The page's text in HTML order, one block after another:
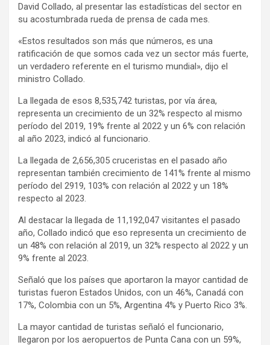
David Collado, al presentar las estadísticas del sector en
su acostumbrada rueda de prensa de cada mes.
«Estos resultados son más que números, es una
ratificación de que somos cada vez un sector más fuerte,
un verdadero referente en el turismo mundial», dijo el
ministro Collado.
La llegada de esos 8,535,742 turistas, por vía área,
representa un crecimiento de un 32% respecto al mismo
período del 2019, 19% frente al 2022 y un 6% con relación
al año 2023, indicó al funcionario.
La llegada de 2,656,305 cruceristas en el pasado año
representan también crecimiento de 141% frente al mismo
período del 2919, 103% con relación al 2022 y un 18%
respecto al 2023.
Al destacar la llegada de 11,192,047 visitantes el pasado
año, Collado indicó que eso representa un crecimiento de
un 48% con relación al 2019, un 32% respecto al 2022 y un
9% frente al 2023.
Señaló que los países que aportaron la mayor cantidad de
turistas fueron Estados Unidos, con un 46%, Canadá con
17%, Colombia con un 5%, Argentina 4% y Puerto Rico 3%.
La mayor cantidad de turistas señaló el funcionario,
llegaron por los aeropuertos de Punta Cana con un 59%,